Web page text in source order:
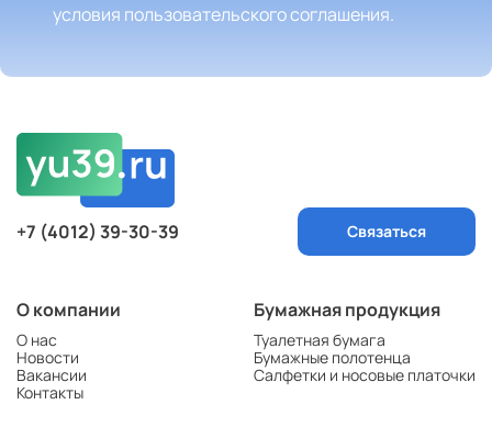
условия пользовательского соглашения.
+7 (4012) 39-30-39 Связаться
О компании
О нас
Новости
Вакансии
Контакты
Бумажная продукция
Туалетная бумага
Бумажные полотенца
Салфетки и носовые платочки